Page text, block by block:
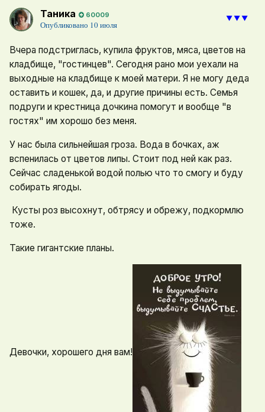
Таника 60009
Опубликовано 10 июля
⯆⯆⯆
Вчера подстриглась, купила фруктов, мяса, цветов на
кладбище, "гостинцев". Сегодня рано мои уехали на
выходные на кладбище к моей матери. Я не могу деда
оставить и кошек, да, и другие причины есть. Семья
подруги и крестница дочкина помогут и вообще "в
гостях" им хорошо без меня.
У нас была сильнейшая гроза. Вода в бочках, аж
вспенилась от цветов липы. Стоит под ней как раз.
Сейчас сладенькой водой полью что то смогу и буду
собирать ягоды.
Кусты роз высохнут, обтрясу и обрежу, подкормлю
тоже.
Такие гигантские планы.
Девочки, хорошего дня вам!